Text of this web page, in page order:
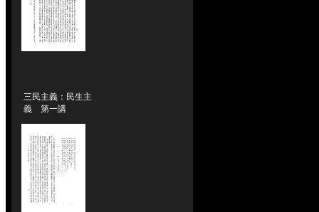
三民主義：民生主
義 第一講